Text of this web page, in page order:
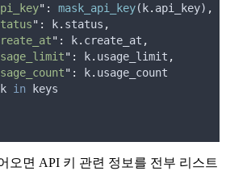
" : mask_api_key( k. api_key) ,
" : k. status ,
" : k. create_at ,
" : k. usage_limit ,
" : k. usage_count
k in
keys
오면 API 키 관련 정보를 전부 리스트